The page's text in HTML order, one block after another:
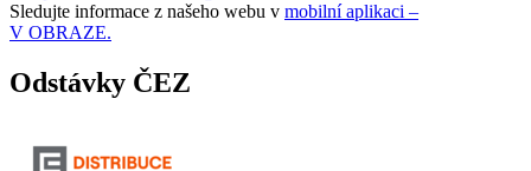
Sledujte informace z našeho webu v mobilní aplikaci –
V OBRAZE.
Odstávky ČEZ